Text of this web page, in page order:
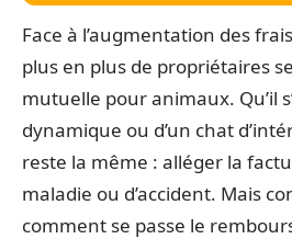
Face à l’augmentation des
plus en plus de propriétaires
mutuelle pour animaux. Qu’il
dynamique ou d’un chat
reste la même : alléger la
maladie ou d’accident. Mais
comment se passe le